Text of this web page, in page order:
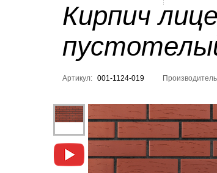
Кирпич
Артикул: 001-1124-019